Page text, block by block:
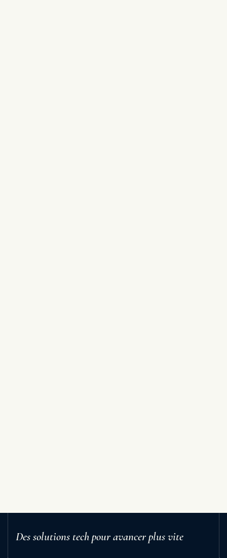
Des solutions tech pour avancer plus vite